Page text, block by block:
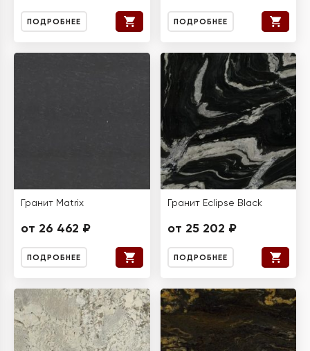
ПОДРОБНЕЕ ПОДРОБНЕЕ
Гранит Matrix
от 26 462 ₽
ПОДРОБНЕЕ
Гранит Eclipse Black
от 25 202 ₽
ПОДРОБНЕЕ